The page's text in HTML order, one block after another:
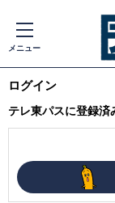
メニュー
ログイン
テレ東パスに登録済